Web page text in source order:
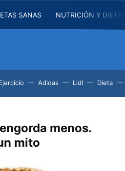
SANAS NUTRICIÓN Y
Adidas Lidl Dieta
menos.
mito